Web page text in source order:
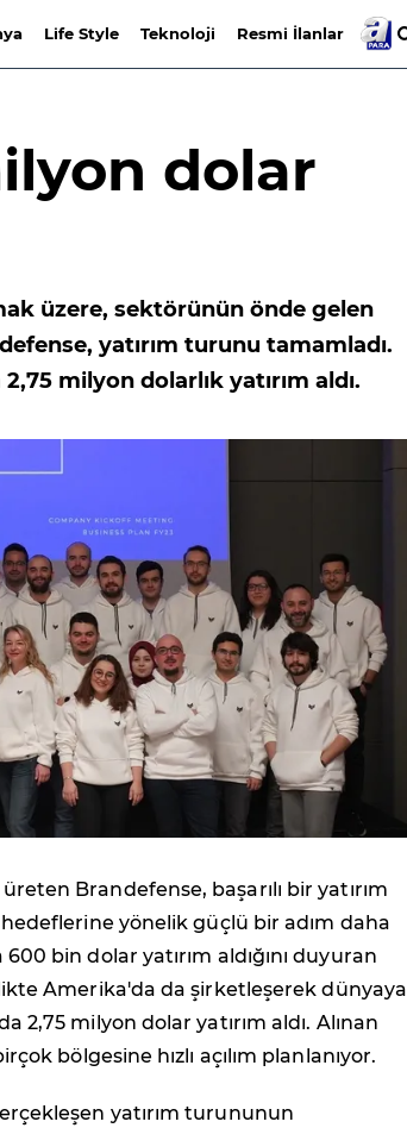
Life Style Teknoloji Resmi İlanlar
dolar
üzere, sektörünün önde gelen
yatırım turunu tamamladı.
milyon dolarlık yatırım aldı.
Brandefense, başarılı bir yatırım
yönelik güçlü bir adım daha
bin dolar yatırım aldığını duyuran
Amerika'da da şirketleşerek dünyaya
2,75 milyon dolar yatırım aldı. Alınan
bölgesine hızlı açılım planlanıyor.
yatırım turununun